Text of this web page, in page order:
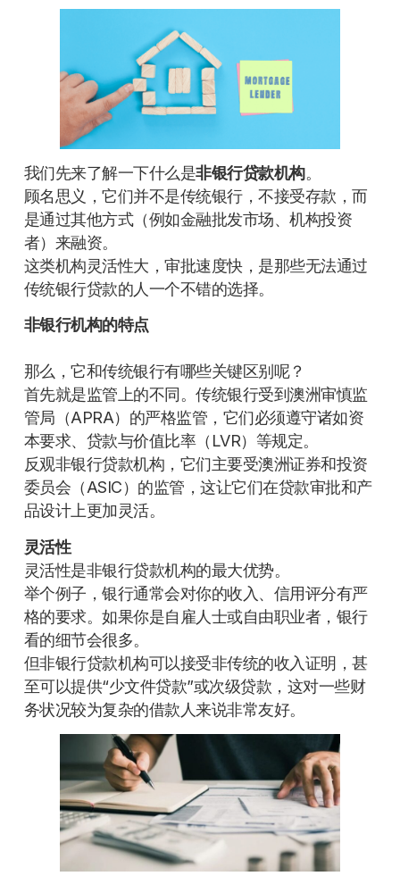
我们先来了解一下什么是非银行贷款机构。
顾名思义，它们并不是传统银行，不接受存款，而
是通过其他方式（例如金融批发市场、机构投资
者）来融资。
这类机构灵活性大，审批速度快，是那些无法通过
传统银行贷款的人一个不错的选择。
非银行机构的特点
那么，它和传统银行有哪些关键区别呢？
首先就是监管上的不同。传统银行受到澳洲审慎监
管局（APRA）的严格监管，它们必须遵守诸如资
本要求、贷款与价值比率（LVR）等规定。
反观非银行贷款机构，它们主要受澳洲证券和投资
委员会（ASIC）的监管，这让它们在贷款审批和产
品设计上更加灵活。
灵活性
灵活性是非银行贷款机构的最大优势。
举个例子，银行通常会对你的收入、信用评分有严
格的要求。如果你是自雇人士或自由职业者，银行
看的细节会很多。
但非银行贷款机构可以接受非传统的收入证明，甚
至可以提供“少文件贷款”或次级贷款，这对一些财
务状况较为复杂的借款人来说非常友好。